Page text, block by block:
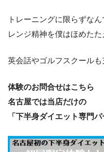
トレーニングに限らずな
レンジ精神を僕はほめたた
英会話やゴルフスクールも
体験のお問合せはこちら
名古屋では当店だけの
「下半身ダイエット専門